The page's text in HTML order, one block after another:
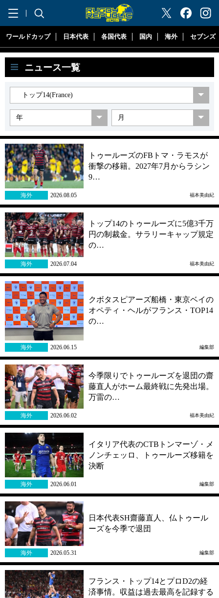
"ラグビーリパブリック"
ワールドカップ 日本代表 各国代表 国内 海外 セブンズ
ニュース一覧
トゥールーズのFBトマ・ラモスが
衝撃の移籍。2027年7月からラシン
9…
海外 2026.08.05 福本美由紀
トップ14のトゥールーズに5億3千万
円の制裁金。サラリーキャップ規定
の…
海外 2026.07.04 福本美由紀
クボタスピアーズ船橋・東京ベイの
オペティ・ヘルがフランス・TOP14
の…
海外 2026.06.15 編集部
今季限りでトゥールーズを退団の齋
藤直人がホーム最終戦に先発出場。
万雷の…
海外 2026.06.02 福本美由紀
イタリア代表のCTBトンマーゾ・メ
ノンチェッロ、トゥールーズ移籍を
決断
海外 2026.06.01 編集部
日本代表SH齋藤直人、仏トゥール
ーズを今季で退団
海外 2026.05.31 編集部
フランス・トップ14とプロD2の経
済事情。収益は過去最高を記録する